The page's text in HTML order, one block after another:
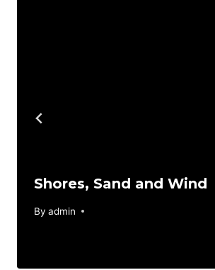
Shores, Sand and Wind
By admin
June 22, 2017